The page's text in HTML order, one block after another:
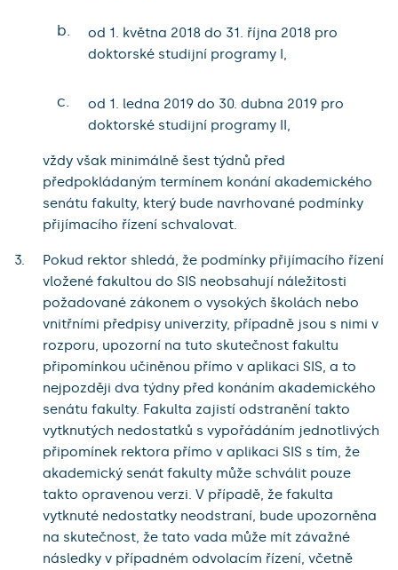
b.
od 1. května 2018 do 31. října 2018 pro
doktorské studijní programy I,
c.
od 1. ledna 2019 do 30. dubna 2019 pro
doktorské studijní programy II,
vždy však minimálně šest týdnů před
předpokládaným termínem konání akademického
senátu fakulty, který bude navrhované podmínky
přijímacího řízení schvalovat.
Pokud rektor shledá, že podmínky přijímacího řízení
vložené fakultou do SIS neobsahují náležitosti
požadované zákonem o vysokých školách nebo
vnitřními předpisy univerzity, případně jsou s nimi v
rozporu, upozorní na tuto skutečnost fakultu
připomínkou učiněnou přímo v aplikaci SIS, a to
nejpozději dva týdny před konáním akademického
senátu fakulty. Fakulta zajistí odstranění takto
vytknutých nedostatků s vypořádáním jednotlivých
připomínek rektora přímo v aplikaci SIS s tím, že
akademický senát fakulty může schválit pouze
takto opravenou verzi. V případě, že fakulta
vytknuté nedostatky neodstraní, bude upozorněna
na skutečnost, že tato vada může mít závažné
následky v případném odvolacím řízení, včetně